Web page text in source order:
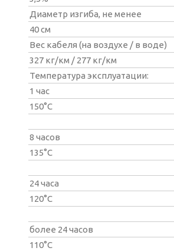
Диаметр изгиба, не менее
40 см
Вес кабеля (на воздухе / в воде)
327 кг/км / 277 кг/км
Температура эксплуатации:
1 час
150°С
8 часов
135°С
24 часа
120°С
более 24 часов
110°С